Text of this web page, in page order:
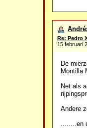
Re: Pedro
15 februari
De
Montilla
Net als
Andere